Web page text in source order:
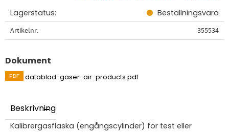
Lagerstatus Beställningsvara
Artikelnr 355534
Dokument
datablad-gaser-air-products.pdf
Beskrivning
Kalibrergasflaska (engångscylinder) för test eller